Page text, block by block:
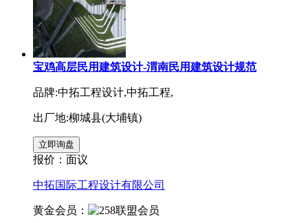
宝鸡高层民用建筑设计-渭南民用建筑设计规范
品牌:中拓工程设计,中拓工程,
出厂地:柳城县(大埔镇)
报价： 面议
中拓国际工程设计有限公司
黄金会员：